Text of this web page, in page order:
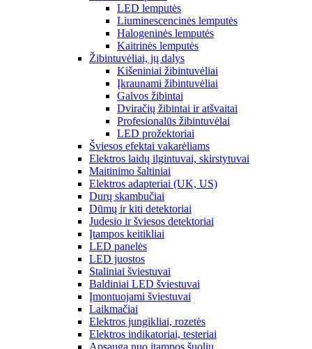
LED lemputės
Liuminescencinės lemputės
Halogeninės lemputės
Kaitrinės lemputės
Žibintuvėliai, jų dalys
Kišeniniai žibintuvėliai
Įkraunami žibintuvėliai
Galvos žibintai
Dviračių žibintai ir atšvaitai
Profesionalūs žibintuvėlai
LED prožektoriai
Šviesos efektai vakarėliams
Elektros laidų ilgintuvai, skirstytuvai
Maitinimo šaltiniai
Elektros adapteriai (UK, US)
Durų skambučiai
Dūmų ir kiti detektoriai
Judesio ir šviesos detektoriai
Įtampos keitikliai
LED panelės
LED juostos
Staliniai šviestuvai
Baldiniai LED šviestuvai
Įmontuojami šviestuvai
Laikmačiai
Elektros jungikliai, rozetės
Elektros indikatoriai, testeriai
Apsauga nuo įtampos šuolių